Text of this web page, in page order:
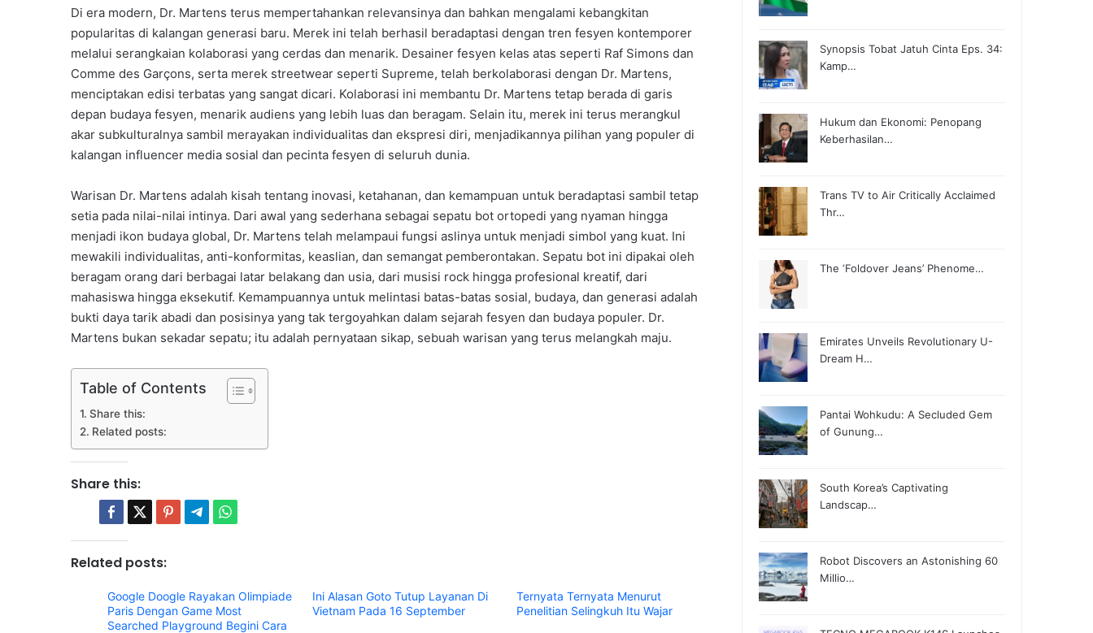
Di era modern, Dr. Martens terus mempertahankan relevansinya dan bahkan mengalami kebangkitan
popularitas di kalangan generasi baru. Merek ini telah berhasil beradaptasi dengan tren fesyen kontemporer
melalui serangkaian kolaborasi yang cerdas dan menarik. Desainer fesyen kelas atas seperti Raf Simons dan
Comme des Garçons, serta merek streetwear seperti Supreme, telah berkolaborasi dengan Dr. Martens,
menciptakan edisi terbatas yang sangat dicari. Kolaborasi ini membantu Dr. Martens tetap berada di garis
depan budaya fesyen, menarik audiens yang lebih luas dan beragam. Selain itu, merek ini terus merangkul
akar subkulturalnya sambil merayakan individualitas dan ekspresi diri, menjadikannya pilihan yang populer di
kalangan influencer media sosial dan pecinta fesyen di seluruh dunia.
Warisan Dr. Martens adalah kisah tentang inovasi, ketahanan, dan kemampuan untuk beradaptasi sambil tetap
setia pada nilai-nilai intinya. Dari awal yang sederhana sebagai sepatu bot ortopedi yang nyaman hingga
menjadi ikon budaya global, Dr. Martens telah melampaui fungsi aslinya untuk menjadi simbol yang kuat. Ini
mewakili individualitas, anti-konformitas, keaslian, dan semangat pemberontakan. Sepatu bot ini dipakai oleh
beragam orang dari berbagai latar belakang dan usia, dari musisi rock hingga profesional kreatif, dari
mahasiswa hingga eksekutif. Kemampuannya untuk melintasi batas-batas sosial, budaya, dan generasi adalah
bukti daya tarik abadi dan posisinya yang tak tergoyahkan dalam sejarah fesyen dan budaya populer. Dr.
Martens bukan sekadar sepatu; itu adalah pernyataan sikap, sebuah warisan yang terus melangkah maju.
Table of Contents
Share this:
Related posts:
Share this:
Related posts:
Google Doogle Rayakan Olimpiade
Paris Dengan Game Most
Searched Playground Begini Cara
Ini Alasan Goto Tutup Layanan Di
Vietnam Pada 16 September
Ternyata Ternyata Menurut
Penelitian Selingkuh Itu Wajar
Synopsis Tobat Jatuh Cinta Eps. 34:
Kamp…
Hukum dan Ekonomi: Penopang
Keberhasilan…
Trans TV to Air Critically Acclaimed
Thr…
The ‘Foldover Jeans’ Phenome…
Emirates Unveils Revolutionary U-
Dream H…
Pantai Wohkudu: A Secluded Gem
of Gunung…
South Korea’s Captivating
Landscap…
Robot Discovers an Astonishing 60
Millio…